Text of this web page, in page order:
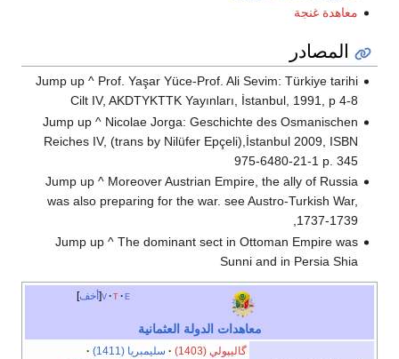
معاهدة غنجة
المصادر
Jump up ^ Prof. Yaşar Yüce-Prof. Ali Sevim: Türkiye tarihi
Cilt IV, AKDTYKTTK Yayınları, İstanbul, 1991, p 4-8
Jump up ^ Nicolae Jorga: Geschichte des Osmanischen
Reiches IV, (trans by Nilüfer Epçeli),İstanbul 2009, ISBN
975-6480-21-1 p. 345
Jump up ^ Moreover Austrian Empire, the ally of Russia
was also preparing for the war. see Austro-Turkish War,
1737-1739,
Jump up ^ The dominant sect in Ottoman Empire was
Sunni and in Persia Shia
أخف v t e
معاهدات الدولة العثمانية
گاليپولي (1403)
سليمبريا (1411)